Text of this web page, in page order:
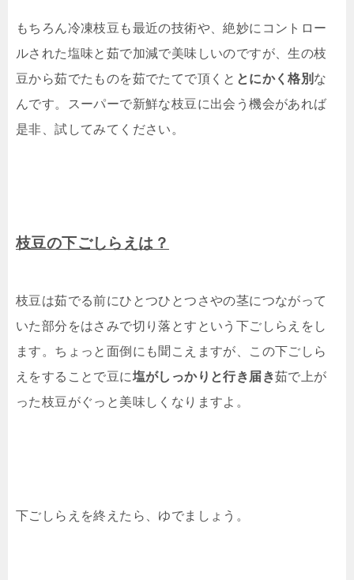
もちろん冷凍枝豆も最近の技術や、絶妙にコントロー
ルされた塩味と茹で加減で美味しいのですが、生の枝
豆から茹でたものを茹でたてで頂くと とにかく格別 な
んです。スーパーで新鮮な枝豆に出会う機会があれば
是非、試してみてください。
枝豆の下ごしらえは？
枝豆は茹でる前にひとつひとつさやの茎につながって
いた部分をはさみで切り落とすという下ごしらえをし
ます。ちょっと面倒にも聞こえますが、この下ごしら
えをすることで豆に塩がしっかりと行き届き茹で上が
った枝豆がぐっと美味しくなりますよ。
下ごしらえを終えたら、ゆでましょう。